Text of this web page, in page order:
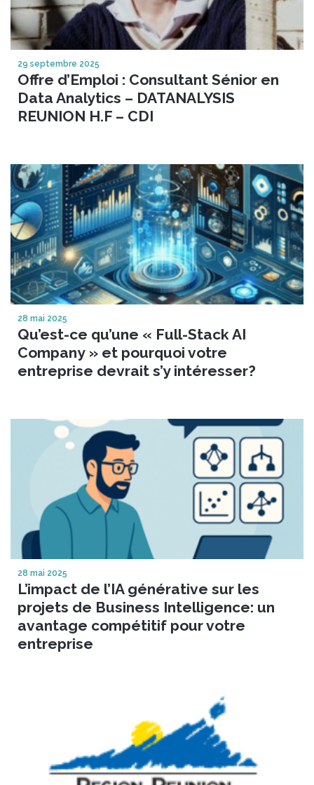
29 septembre 2025
Offre d’Emploi : Consultant Sénior en
Data Analytics – DATANALYSIS
REUNION H.F – CDI
28 mai 2025
Qu’est-ce qu’une « Full-Stack AI
Company » et pourquoi votre
entreprise devrait s’y intéresser?
28 mai 2025
L’impact de l’IA générative sur les
projets de Business Intelligence: un
avantage compétitif pour votre
entreprise